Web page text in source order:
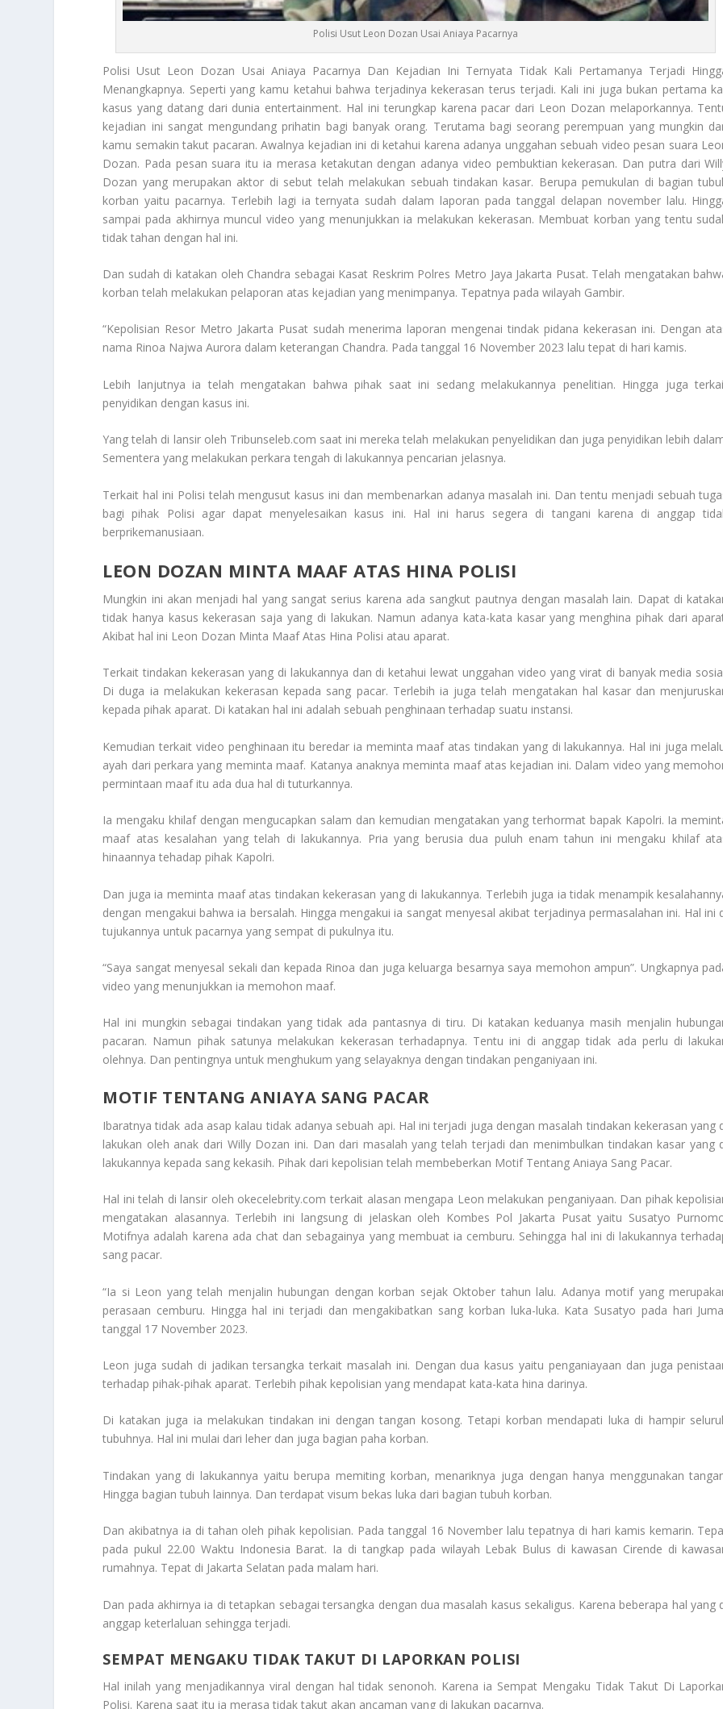
Polisi Usut Leon Dozan Usai Aniaya Pacarnya
Polisi Usut Leon Dozan Usai Aniaya Pacarnya Dan Kejadian Ini Ternyata Tidak Kali Pertamanya Terjadi
Menangkapnya. Seperti yang kamu ketahui bahwa terjadinya kekerasan terus terjadi. Kali ini juga bukan pertama
kasus yang datang dari dunia entertainment. Hal ini terungkap karena pacar dari Leon Dozan melaporkannya.
kejadian ini sangat mengundang prihatin bagi banyak orang. Terutama bagi seorang perempuan yang mungkin
kamu semakin takut pacaran. Awalnya kejadian ini di ketahui karena adanya unggahan sebuah video pesan suara
Dozan. Pada pesan suara itu ia merasa ketakutan dengan adanya video pembuktian kekerasan. Dan putra dari
Dozan yang merupakan aktor di sebut telah melakukan sebuah tindakan kasar. Berupa pemukulan di bagian
korban yaitu pacarnya. Terlebih lagi ia ternyata sudah dalam laporan pada tanggal delapan november lalu.
sampai pada akhirnya muncul video yang menunjukkan ia melakukan kekerasan. Membuat korban yang tentu
tidak tahan dengan hal ini.
Dan sudah di katakan oleh Chandra sebagai Kasat Reskrim Polres Metro Jaya Jakarta Pusat. Telah mengatakan
korban telah melakukan pelaporan atas kejadian yang menimpanya. Tepatnya pada wilayah Gambir.
“Kepolisian Resor Metro Jakarta Pusat sudah menerima laporan mengenai tindak pidana kekerasan ini. Dengan
nama Rinoa Najwa Aurora dalam keterangan Chandra. Pada tanggal 16 November 2023 lalu tepat di hari kamis.
Lebih lanjutnya ia telah mengatakan bahwa pihak saat ini sedang melakukannya penelitian. Hingga juga
penyidikan dengan kasus ini.
Yang telah di lansir oleh Tribunseleb.com saat ini mereka telah melakukan penyelidikan dan juga penyidikan lebih
Sementera yang melakukan perkara tengah di lakukannya pencarian jelasnya.
Terkait hal ini Polisi telah mengusut kasus ini dan membenarkan adanya masalah ini. Dan tentu menjadi sebuah
bagi pihak
Polisi agar dapat menyelesaikan kasus ini. Hal ini harus segera di tangani karena di anggap
berprikemanusiaan.
LEON DOZAN MINTA MAAF ATAS HINA POLISI
Mungkin ini akan menjadi hal yang sangat serius karena ada sangkut pautnya dengan masalah lain. Dapat di
tidak hanya kasus kekerasan saja yang di lakukan. Namun adanya kata-kata kasar yang menghina pihak dari
Akibat hal ini Leon Dozan Minta Maaf Atas Hina Polisi atau aparat.
Terkait tindakan kekerasan yang di lakukannya dan di ketahui lewat unggahan video yang virat di banyak media
Di duga ia melakukan kekerasan kepada sang pacar. Terlebih ia juga telah mengatakan hal kasar dan
kepada pihak aparat. Di katakan hal ini adalah sebuah penghinaan terhadap suatu instansi.
Kemudian terkait video penghinaan itu beredar ia meminta maaf atas tindakan yang di lakukannya. Hal ini juga
ayah dari perkara yang meminta maaf. Katanya anaknya meminta maaf atas kejadian ini. Dalam video yang
permintaan maaf itu ada dua hal di tuturkannya.
Ia mengaku khilaf dengan mengucapkan salam dan kemudian mengatakan yang terhormat bapak Kapolri. Ia
maaf atas kesalahan yang telah di lakukannya. Pria yang berusia dua puluh enam tahun ini mengaku khilaf
hinaannya tehadap pihak Kapolri.
Dan juga ia meminta maaf atas tindakan kekerasan yang di lakukannya. Terlebih juga ia tidak menampik
dengan mengakui bahwa ia bersalah. Hingga mengakui ia sangat menyesal akibat terjadinya permasalahan ini. Hal ini
tujukannya untuk pacarnya yang sempat di pukulnya itu.
“Saya sangat menyesal sekali dan kepada Rinoa dan juga keluarga besarnya saya memohon ampun”. Ungkapnya
video yang menunjukkan ia memohon maaf.
Hal ini mungkin sebagai tindakan yang tidak ada pantasnya di tiru. Di katakan keduanya masih menjalin
pacaran. Namun pihak satunya melakukan kekerasan terhadapnya. Tentu ini di anggap tidak ada perlu di
olehnya. Dan pentingnya untuk menghukum yang selayaknya dengan tindakan penganiyaan ini.
MOTIF TENTANG ANIAYA SANG PACAR
Ibaratnya tidak ada asap kalau tidak adanya sebuah api. Hal ini terjadi juga dengan masalah tindakan kekerasan yang
lakukan oleh anak dari Willy Dozan ini. Dan dari masalah yang telah terjadi dan menimbulkan tindakan kasar yang
lakukannya kepada sang kekasih. Pihak dari kepolisian telah membeberkan Motif Tentang Aniaya Sang Pacar.
Hal ini telah di lansir oleh okecelebrity.com terkait alasan mengapa Leon melakukan penganiyaan. Dan pihak
mengatakan alasannya. Terlebih ini langsung di jelaskan oleh Kombes Pol Jakarta Pusat yaitu Susatyo
Motifnya adalah karena ada chat dan sebagainya yang membuat ia cemburu. Sehingga hal ini di lakukannya
sang pacar.
“Ia si Leon yang telah menjalin hubungan dengan korban sejak Oktober tahun lalu. Adanya motif yang
perasaan cemburu. Hingga hal ini terjadi dan mengakibatkan sang korban luka-luka. Kata Susatyo pada hari
tanggal 17 November 2023.
Leon juga sudah di jadikan tersangka terkait masalah ini. Dengan dua kasus yaitu penganiayaan dan juga
terhadap pihak-pihak aparat. Terlebih pihak kepolisian yang mendapat kata-kata hina darinya.
Di katakan juga ia melakukan tindakan ini dengan tangan kosong. Tetapi korban mendapati luka di hampir
tubuhnya. Hal ini mulai dari leher dan juga bagian paha korban.
Tindakan yang di lakukannya yaitu berupa memiting korban, menariknya juga dengan hanya menggunakan
Hingga bagian tubuh lainnya. Dan terdapat visum bekas luka dari bagian tubuh korban.
Dan akibatnya ia di tahan oleh pihak kepolisian. Pada tanggal 16 November lalu tepatnya di hari kamis kemarin.
pada pukul 22.00 Waktu Indonesia Barat. Ia di tangkap pada wilayah Lebak Bulus di kawasan Cirende di
rumahnya. Tepat di Jakarta Selatan pada malam hari.
Dan pada akhirnya ia di tetapkan sebagai tersangka dengan dua masalah kasus sekaligus. Karena beberapa hal yang
anggap keterlaluan sehingga terjadi.
SEMPAT MENGAKU TIDAK TAKUT DI LAPORKAN POLISI
Hal inilah yang menjadikannya viral dengan hal tidak senonoh. Karena ia Sempat Mengaku Tidak Takut Di
Polisi. Karena saat itu ia merasa tidak takut akan ancaman yang di lakukan pacarnya.